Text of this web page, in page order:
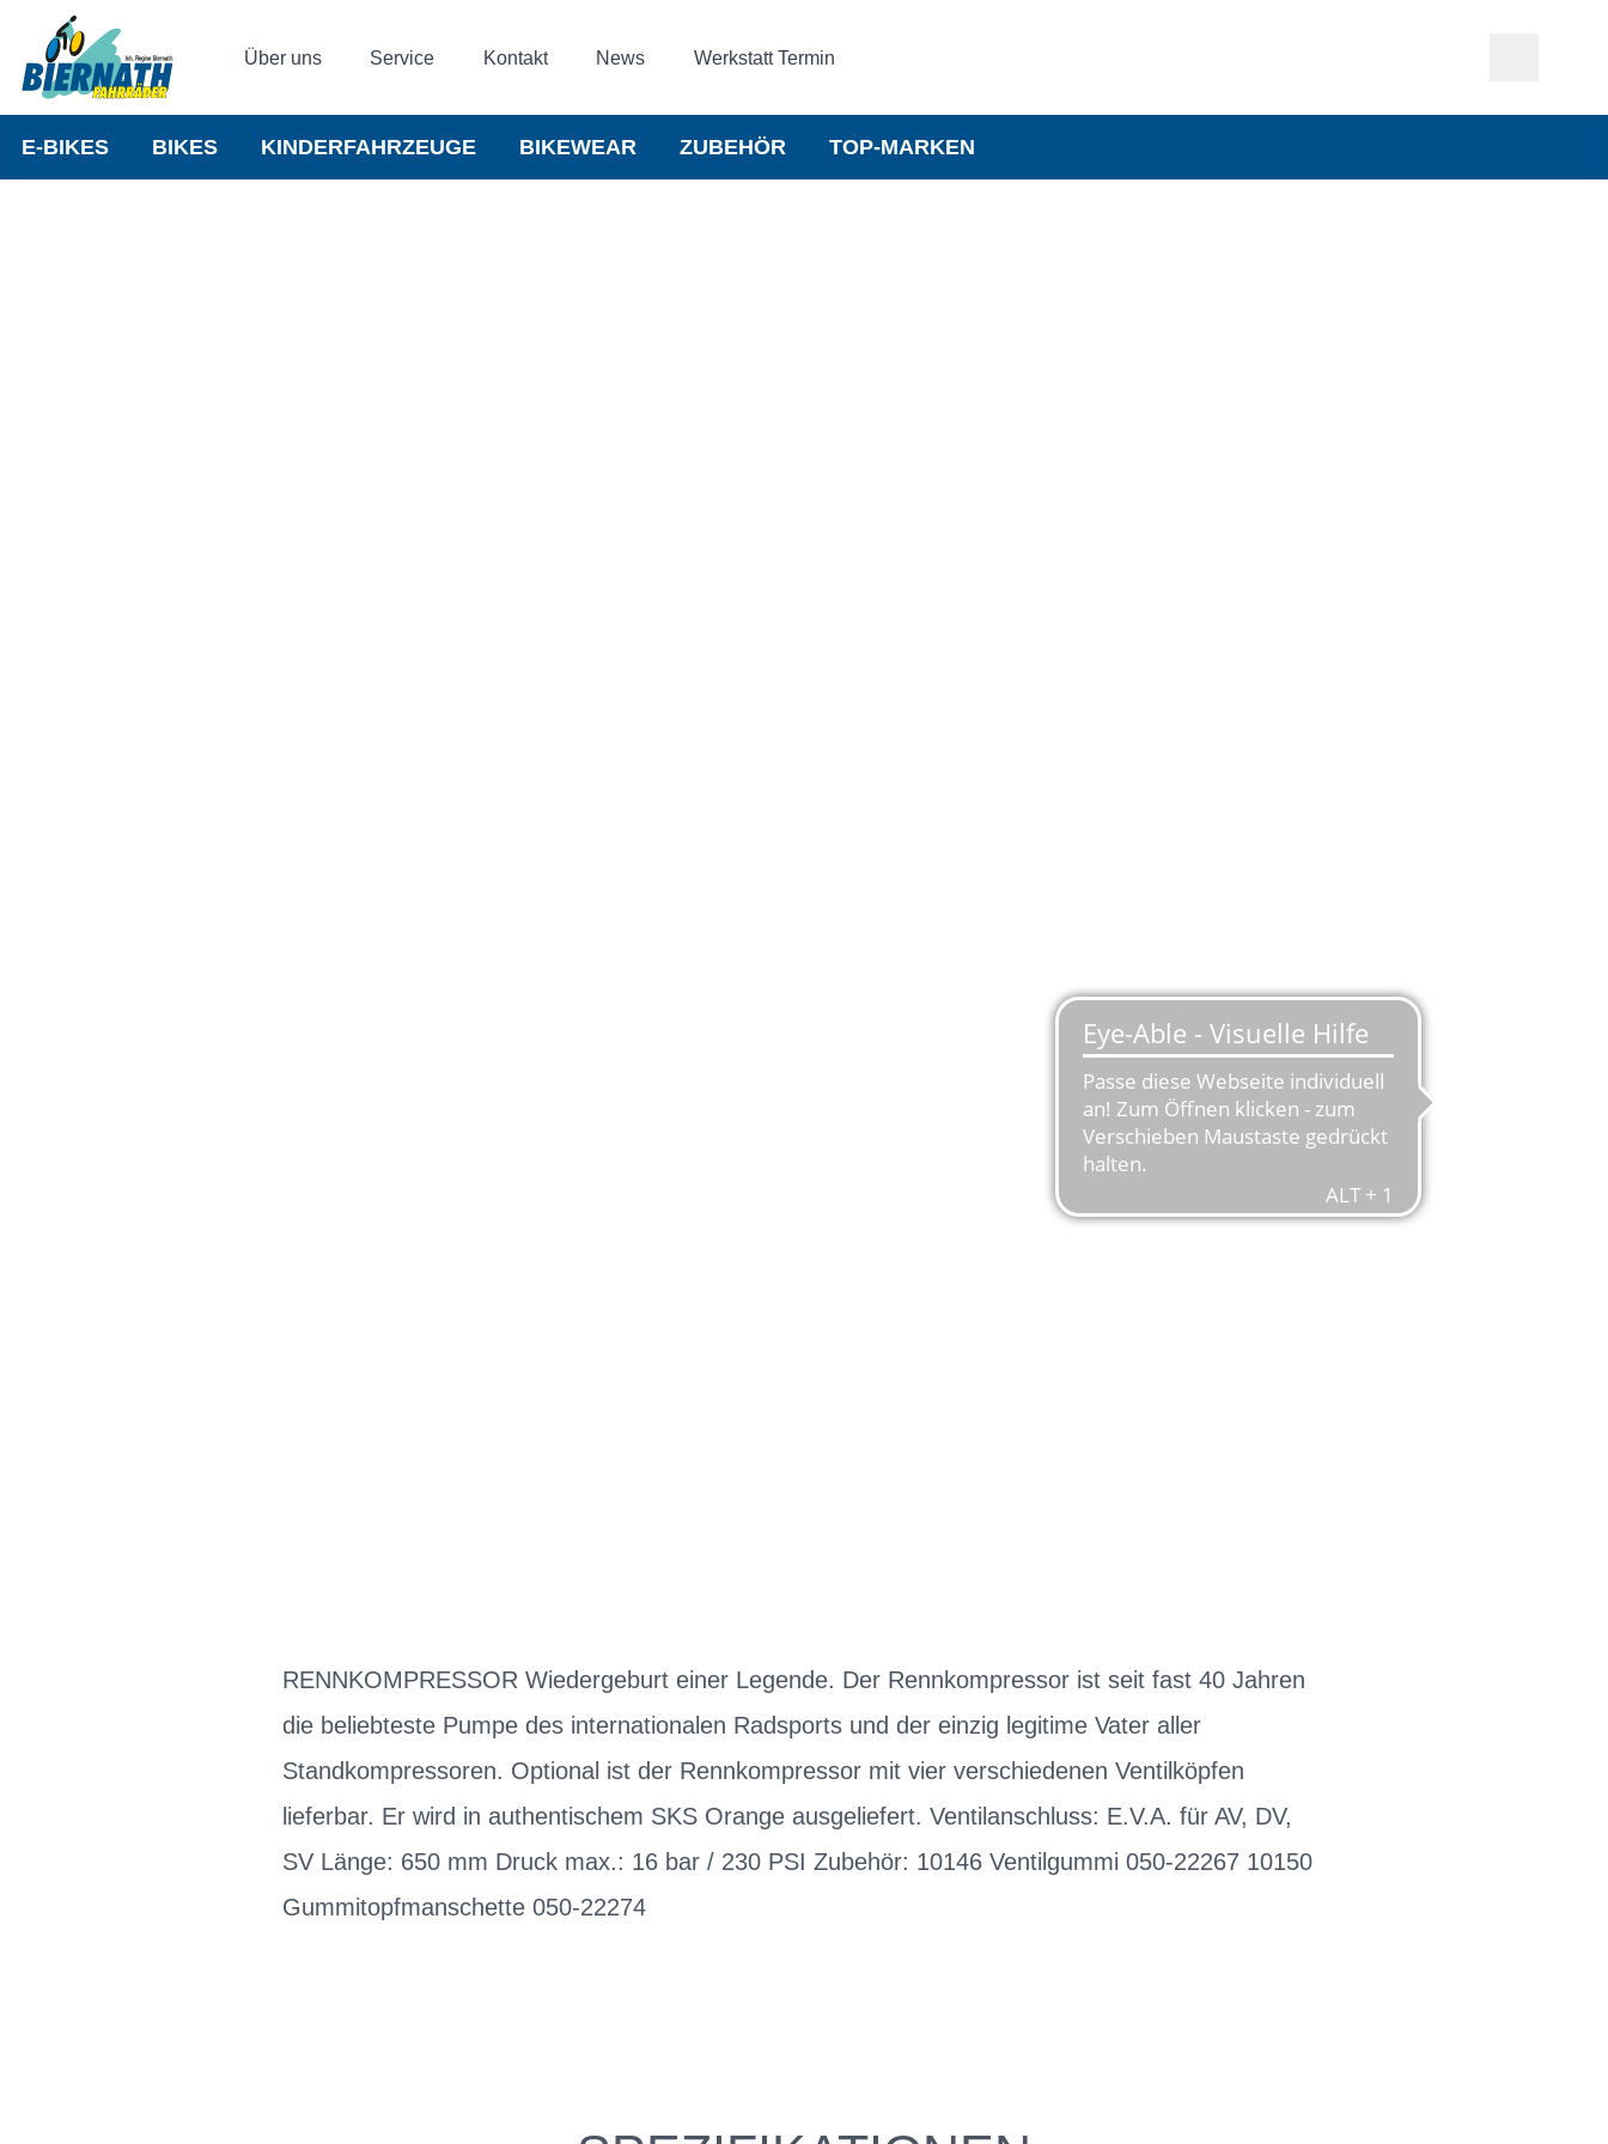
Über uns Service Kontakt News Werkstatt Termin
E-BIKES BIKES KINDERFAHRZEUGE BIKEWEAR ZUBEHÖR TOP-MARKEN
RENNKOMPRESSOR Wiedergeburt einer Legende. Der Rennkompressor ist seit fast 40 Jahren
die beliebteste Pumpe des internationalen Radsports und der einzig legitime Vater aller
Standkompressoren. Optional ist der Rennkompressor mit vier verschiedenen Ventilköpfen
lieferbar. Er wird in authentischem SKS Orange ausgeliefert. Ventilanschluss: E.V.A. für AV, DV,
SV Länge: 650 mm Druck max.: 16 bar / 230 PSI Zubehör: 10146 Ventilgummi 050-22267 10150
Gummitopfmanschette 050-22274